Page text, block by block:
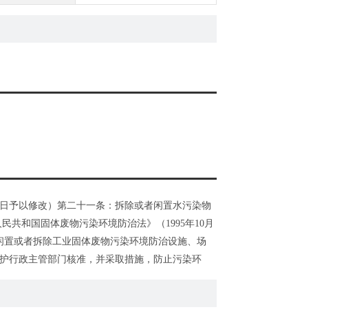
予以修改）第二十一条：拆除或者闲置水污染物
共和国固体废物污染环境防治法》（1995年10月
或者拆除工业固体废物污染环境防治设施、场
行政主管部门核准，并采取措施，防止污染环
应当符合经批准的环境影响评价文件的要求，不